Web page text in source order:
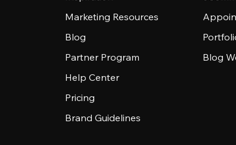
Marketing Resources
Blog
Partner Program
Help Center
Pricing
Brand Guidelines
Blog